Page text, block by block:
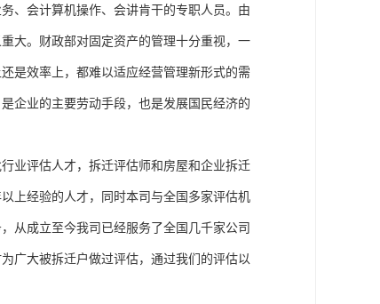
、会计算机操作、会讲肯干的专职人员。由
大。财政部对固定资产的管理十分重视，一
是效率上，都难以适应经营管理新形式的需
企业的主要劳动手段，也是发展国民经济的
业评估人才，拆迁评估师和房屋和企业拆迁
上经验的人才，同时本司与全国多家评估机
从成立至今我司已经服务了全国几千家公司
广大被拆迁户做过评估，通过我们的评估以